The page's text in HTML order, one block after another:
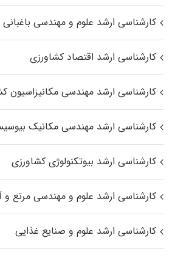
کارشناسی ارشد علوم و مهندسی باغبانی
کارشناسی ارشد اقتصاد کشاورزی
کارشناسی ارشد مهندسی مکانیزاسیون
کارشناسی ارشد مهندسی مکانیک
کارشناسی ارشد بیوتکنولوژی کشاورزی
کارشناسی ارشد علوم و مهندسی مرتع و
کارشناسی ارشد علوم و صنایع غذایی